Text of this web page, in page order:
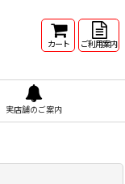
カート ご利用案内
実店舗のご案内